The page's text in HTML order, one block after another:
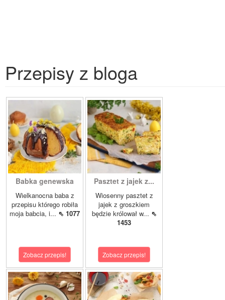
Przepisy z bloga
Babka genewska
Wielkanocna baba z
przepisu którego robiła
moja babcia, i... ⇖ 1077
Zobacz przepis!
Pasztet z jajek z...
Wiosenny pasztet z
jajek z groszkiem
będzie królował w... ⇖
1453
Zobacz przepis!